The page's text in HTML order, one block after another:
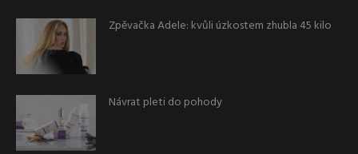
Zpěvačka Adele: kvůli úzkostem zhubla 45 kilo
Návrat pleti do pohody